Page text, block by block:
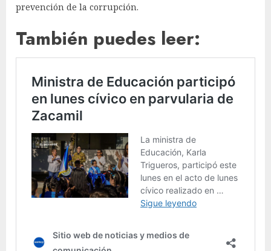
prevención de la corrupción.
También puedes leer: